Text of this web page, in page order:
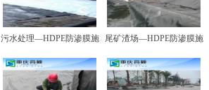
污水处理—HDPE防渗膜施
工图例二
尾矿渣场—HDPE防渗膜施
工图例一